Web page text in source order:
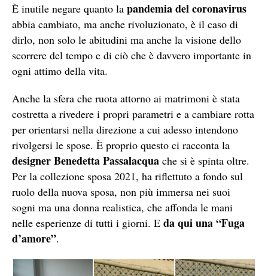
È inutile negare quanto la pandemia del coronavirus
abbia cambiato, ma anche rivoluzionato, è il caso di
dirlo, non solo le abitudini ma anche la visione dello
scorrere del tempo e di ciò che è davvero importante in
ogni attimo della vita.
Anche la sfera che ruota attorno ai matrimoni è stata
costretta a rivedere i propri parametri e a cambiare rotta
per orientarsi nella direzione a cui adesso intendono
rivolgersi le spose. È proprio questo ci racconta la
designer Benedetta Passalacqua che si è spinta oltre.
Per la collezione sposa 2021, ha riflettuto a fondo sul
ruolo della nuova sposa, non più immersa nei suoi
sogni ma una donna realistica, che affonda le mani
nelle esperienze di tutti i giorni. E da qui una “Fuga
d’amore”.